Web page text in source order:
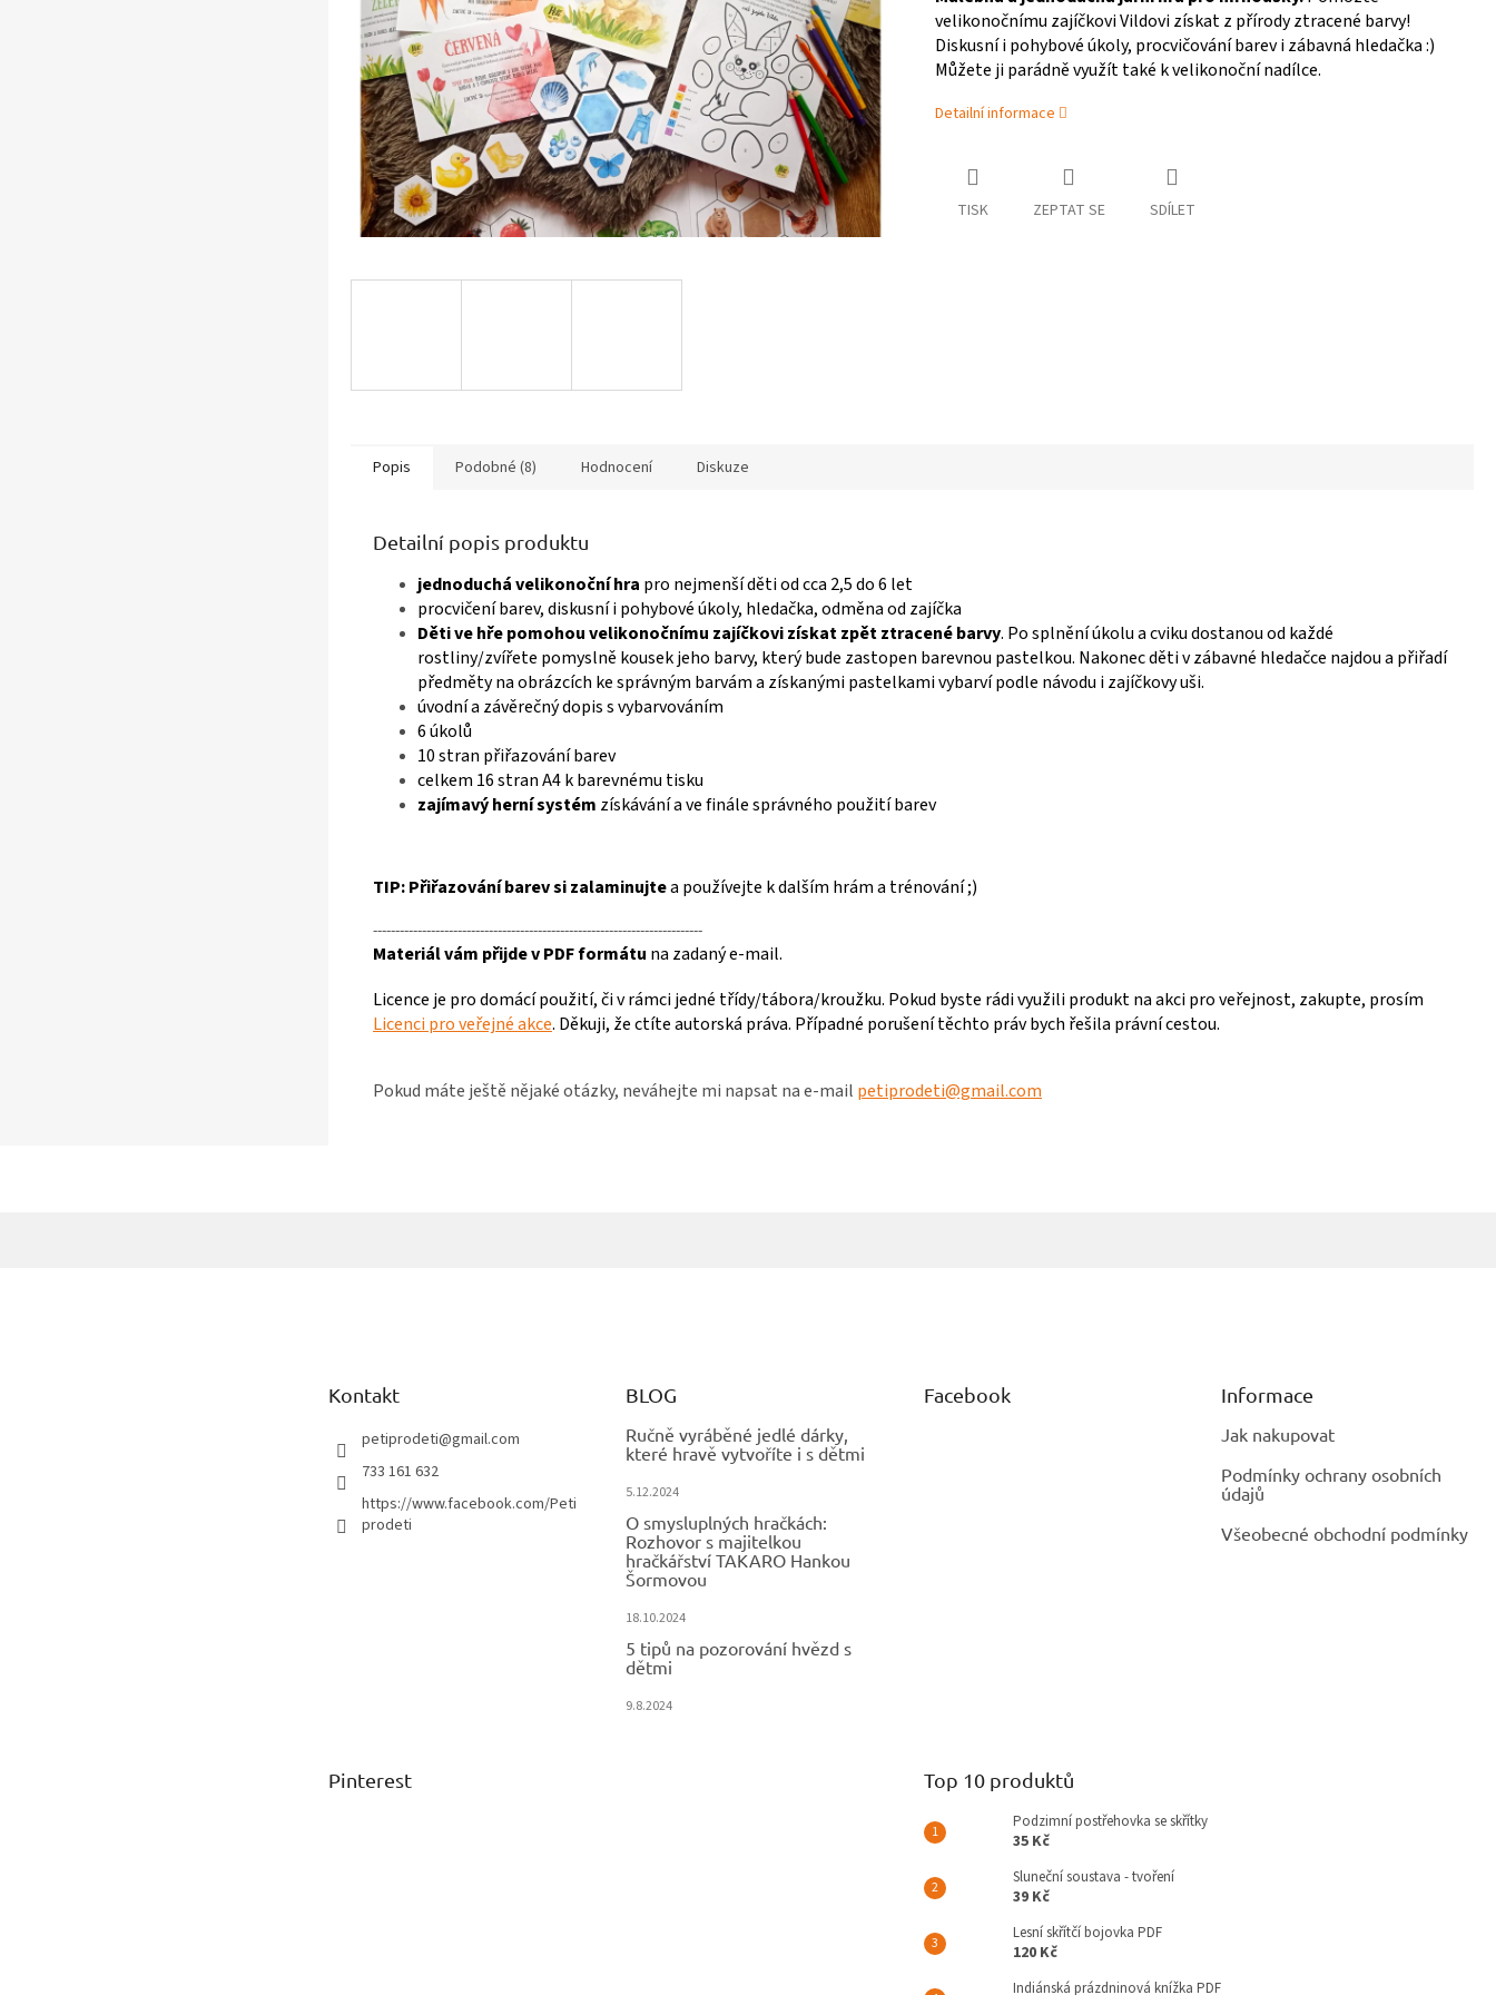
velikonočnímu zajíčkovi Vildovi získat z přírody ztracené barvy!
Diskusní i pohybové úkoly, procvičování barev i zábavná hledačka :)
Můžete ji parádně využít také k velikonoční nadílce.
Detailní informace
TISK ZEPTAT SE SDÍLET
Popis Podobné (8) Hodnocení Diskuze
Detailní popis produktu
jednoduchá velikonoční hra pro nejmenší děti od cca 2,5 do 6 let
procvičení barev, diskusní i pohybové úkoly, hledačka, odměna od zajíčka
Děti ve hře pomohou velikonočnímu zajíčkovi získat zpět ztracené barvy. Po splnění úkolu a cviku dostanou od každé
rostliny/zvířete pomyslně kousek jeho barvy, který bude zastopen barevnou pastelkou. Nakonec děti v zábavné hledačce najdou a přiřadí
předměty na obrázcích ke správným barvám a získanými pastelkami vybarví podle návodu i zajíčkovy uši.
úvodní a závěrečný dopis s vybarvováním
6 úkolů
10 stran přiřazování barev
celkem 16 stran A4 k barevnému tisku
zajímavý herní systém získávání a ve finále správného použití barev
TIP: Přiřazování barev si zalaminujtea používejte k dalším hrám a trénování ;)
--------------------------------------------------------------------------
Materiál vám přijde v PDF formátu na zadaný e-mail.
Licence je pro domácí použití, či v rámci jedné třídy/tábora/kroužku. Pokud byste rádi využili produkt na akci pro veřejnost, zakupte, prosím
Licenci pro veřejné akce. Děkuji, že ctíte autorská práva. Případné porušení těchto práv bych řešila právní cestou.
Pokud máte ještě nějaké otázky, neváhejte mi napsat na e-mail petiprodeti@gmail.com
Kontakt
petiprodeti@gmail.com
733 161 632
https://www.facebook.com/Peti
prodeti
BLOG
Ručně vyráběné jedlé dárky,
které hravě vytvoříte i s dětmi
5.12.2024
O smysluplných hračkách:
Rozhovor s majitelkou
hračkářství TAKARO Hankou
Šormovou
18.10.2024
5 tipů na pozorování hvězd s
dětmi
9.8.2024
Facebook Informace
Jak nakupovat
Podmínky ochrany osobních
údajů
Všeobecné obchodní podmínky
Pinterest Top 10 produktů
Podzimní postřehovka se skřítky
35 Kč
Sluneční soustava - tvoření
39 Kč
Lesní skřítčí bojovka PDF
120 Kč
Indiánská prázdninová knížka PDF